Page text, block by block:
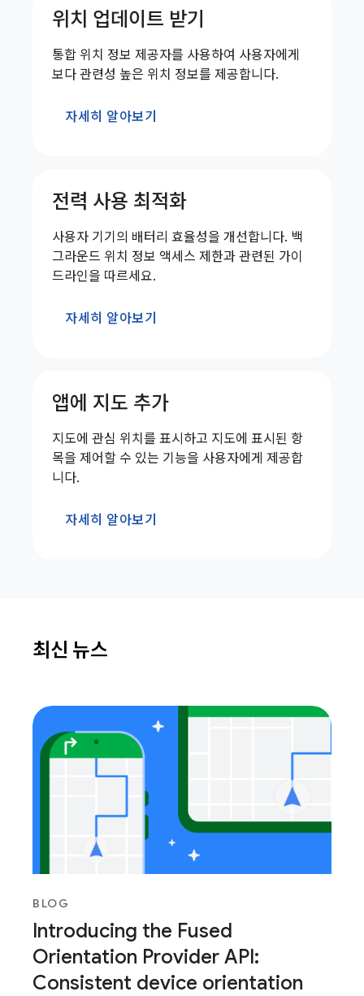
위치 업데이트 받기
통합 위치 정보 제공자를 사용하여 사용자에게
보다 관련성 높은 위치 정보를 제공합니다.
자세히 알아보기
전력 사용 최적화
사용자 기기의 배터리 효율성을 개선합니다. 백
그라운드 위치 정보 액세스 제한과 관련된 가이
드라인을 따르세요.
자세히 알아보기
앱에 지도 추가
지도에 관심 위치를 표시하고 지도에 표시된 항
목을 제어할 수 있는 기능을 사용자에게 제공합
니다.
자세히 알아보기
최신 뉴스
BLOG
Introducing the Fused
Orientation Provider API:
Consistent device orientation